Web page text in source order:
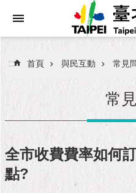
進
搜
民
服
務
::: 首頁 與民互動 常見
常
全市收費費率如何
點?